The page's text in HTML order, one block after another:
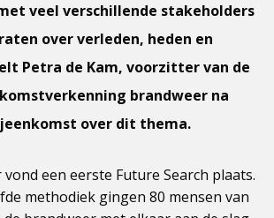
veel verschillende stakeholders
over verleden, heden en
Petra de Kam, voorzitter van de
brandweer na
over dit thema.
een eerste Future Search plaats.
methodiek gingen 80 mensen van